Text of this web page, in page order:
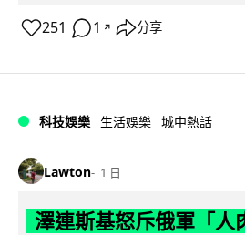
251 1 ↗ 分享
科技娛樂 生活娛樂 城中熱話
Lawton 1 日
澤連斯基怒斥俄軍「人